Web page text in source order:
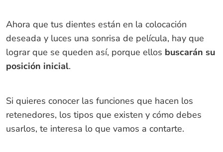
Ahora que tus dientes están en la colocación
deseada y luces una sonrisa de película, hay que
lograr que se queden así, porque ellos buscarán su
posición inicial.
Si quieres conocer las funciones que hacen los
retenedores, los tipos que existen y cómo debes
usarlos, te interesa lo que vamos a contarte.